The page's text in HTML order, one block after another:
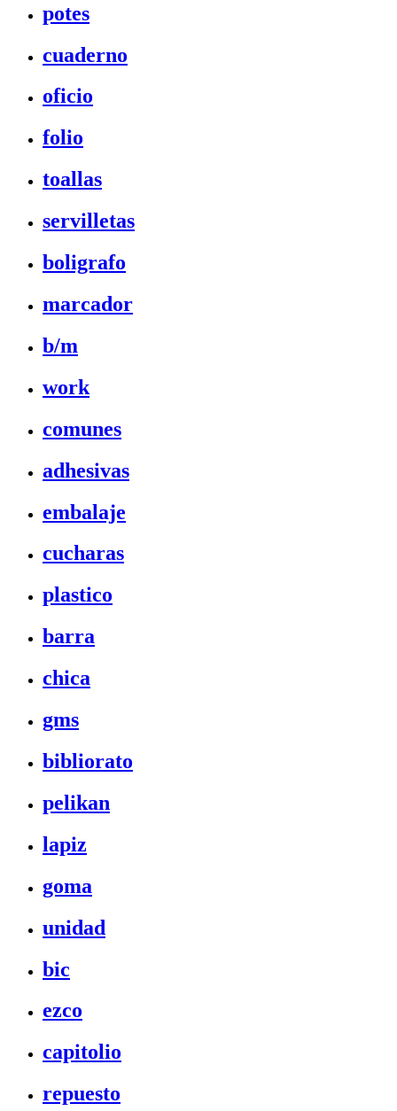
potes
cuaderno
oficio
folio
toallas
servilletas
boligrafo
marcador
b/m
work
comunes
adhesivas
embalaje
cucharas
plastico
barra
chica
gms
bibliorato
pelikan
lapiz
goma
unidad
bic
ezco
capitolio
repuesto